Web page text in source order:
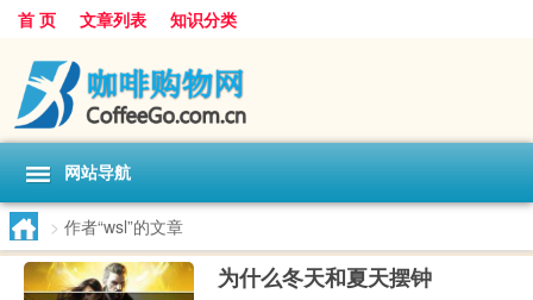
首 页 文章列表 知识分类
网站导航
> 作者“wsl”的文章
为什么冬天和夏天摆钟